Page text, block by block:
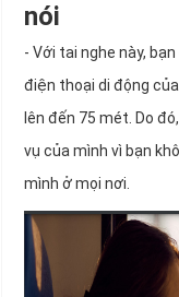
nói
- Với tai nghe này,
điện thoại di động
lên đến 75 mét. Do
vụ của mình vì bạn
mình ở mọi nơi.